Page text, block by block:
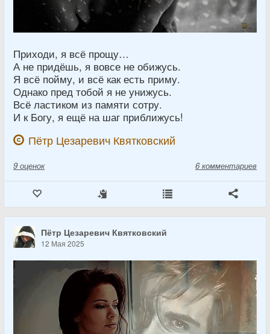
Приходи, я всё прощу…
А не придёшь, я вовсе не обижусь.
Я всё пойму, и всё как есть приму.
Однако пред тобой я не унижусь.
Всё ластиком из памяти сотру.
И к Богу, я ещё на шаг приближусь!
Пётр Цезаревич Квятковский
9 оценок 6 комментариев
Пётр Цезаревич Квятковский
12 Мая 2025